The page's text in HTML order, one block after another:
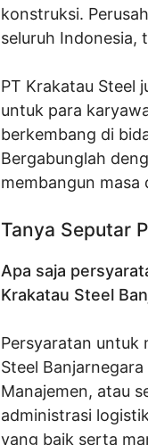
konstruksi.
seluruh Indonesia,
PT Krakatau Steel
untuk para
berkembang di
Bergabunglah
membangun masa
Tanya Seputar
Apa saja
Krakatau Steel
Persyaratan untuk
Steel
Manajemen, atau
administrasi
yang baik serta